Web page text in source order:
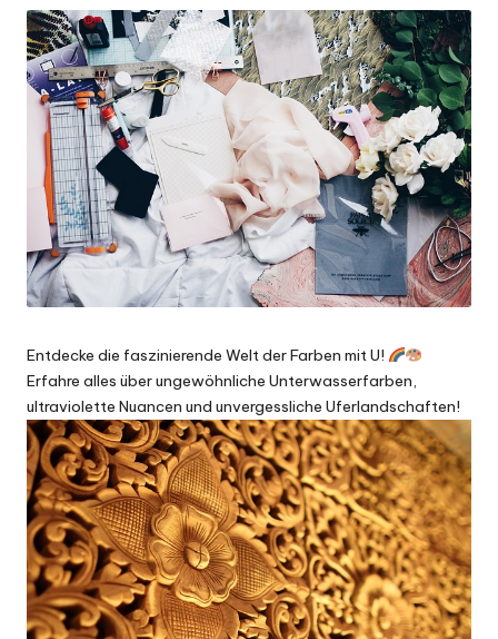
Entdecke die faszinierende Welt der Farben mit U!
Erfahre alles über ungewöhnliche Unterwasserfarben,
ultraviolette Nuancen und unvergessliche Uferlandschaften!